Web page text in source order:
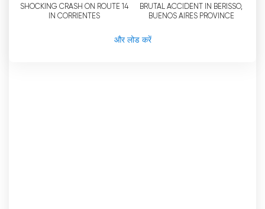
SHOCKING CRASH ON ROUTE 14
IN CORRIENTES
BRUTAL ACCIDENT IN BERISSO,
BUENOS AIRES PROVINCE
और लोड करें